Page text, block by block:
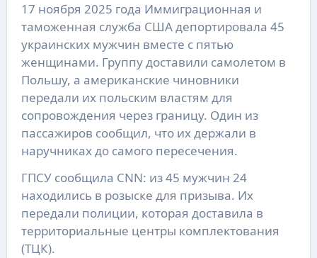
17 ноября 2025 года Иммиграционная и
таможенная служба США депортировала 45
украинских мужчин вместе с пятью
женщинами. Группу доставили самолетом в
Польшу, а американские чиновники
передали их польским властям для
сопровождения через границу. Один из
пассажиров сообщил, что их держали в
наручниках до самого пересечения.
ГПСУ сообщила CNN: из 45 мужчин 24
находились в розыске для призыва. Их
передали полиции, которая доставила в
территориальные центры комплектования
(ТЦК).